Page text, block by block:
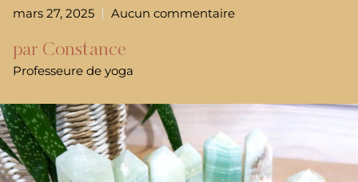
mars 27, 2025 Aucun commentaire
par Constance
Professeure de yoga